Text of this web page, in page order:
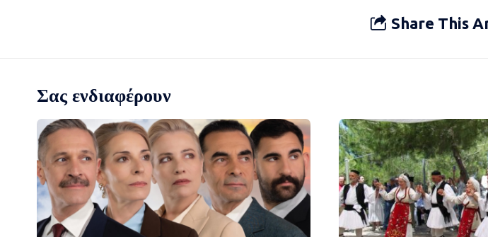
Share This
Σας ενδιαφέρουν